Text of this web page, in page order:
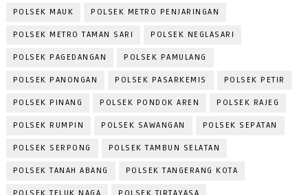
POLSEK MAUK POLSEK METRO PENJARINGAN
POLSEK METRO TAMAN SARI POLSEK NEGLASARI
POLSEK PAGEDANGAN POLSEK PAMULANG
POLSEK PANONGAN POLSEK PASARKEMIS POLSEK PETIR
POLSEK PINANG POLSEK PONDOK AREN POLSEK RAJEG
POLSEK RUMPIN POLSEK SAWANGAN POLSEK SEPATAN
POLSEK SERPONG POLSEK TAMBUN SELATAN
POLSEK TANAH ABANG POLSEK TANGERANG KOTA